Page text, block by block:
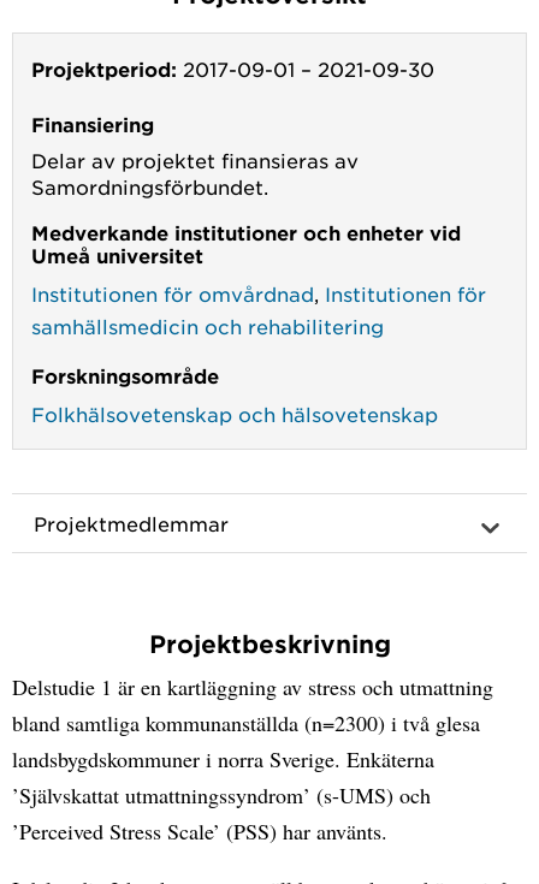
Projektperiod: 2017-09-01 – 2021-09-30
Finansiering
Delar av projektet finansieras av
Samordningsförbundet.
Medverkande institutioner och enheter vid
Umeå universitet
Institutionen för omvårdnad Institutionen för
samhällsmedicin och rehabilitering
Forskningsområde
Folkhälsovetenskap och hälsovetenskap
Projektmedlemmar
Projektbeskrivning
Delstudie 1 är en kartläggning av stress och utmattning
bland samtliga kommunanställda (n=2300) i två glesa
landsbygdskommuner i norra Sverige. Enkäterna
’Självskattat utmattningssyndrom’ (s-UMS) och
’Perceived Stress Scale’ (PSS) har använts.